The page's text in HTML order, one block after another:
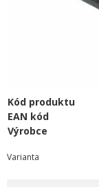
Kód produktu
EAN kód
Výrobce
Varianta